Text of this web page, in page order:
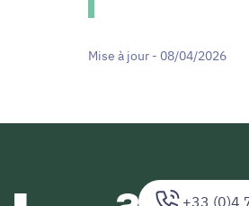
Mise à jour - 08/04/2026
+33 (0)4